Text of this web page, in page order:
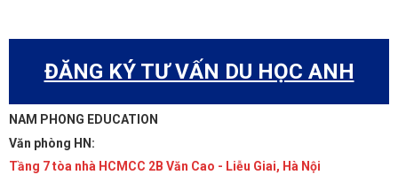
ĐĂNG KÝ TƯ VẤN DU HỌC ANH
NAM PHONG EDUCATION
Văn phòng HN:
Tầng 7 tòa nhà HCMCC 2B Văn Cao - Liễu Giai, Hà Nội